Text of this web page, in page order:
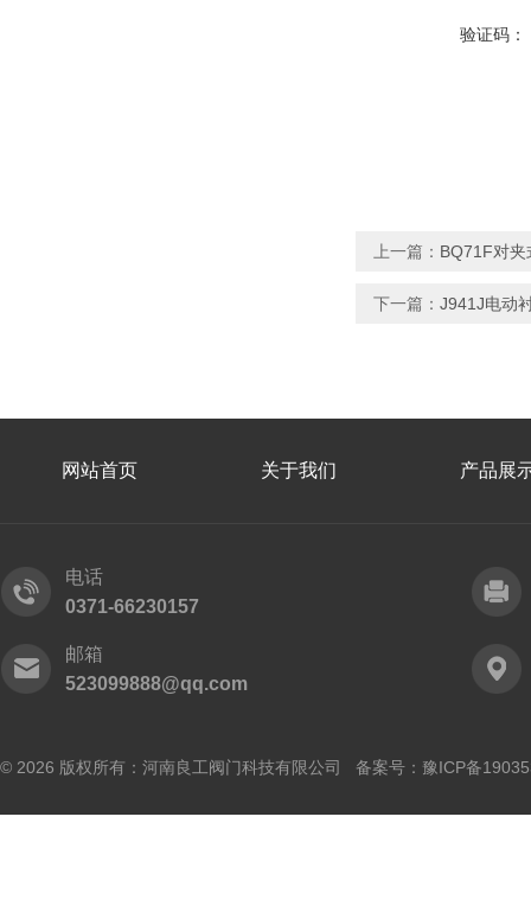
验证码：
上一篇： BQ71F对
下一篇： J941J电动
网站首页 关于我们 产品展
电话
0371-66230157
邮箱
523099888@qq.com
© 2026 版权所有：河南良工阀门科技有限公司 备案号： 豫ICP备